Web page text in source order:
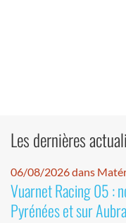
Les dernières
06/08/2026 dans
Vuarnet Racing 05 :
Pyrénées et sur